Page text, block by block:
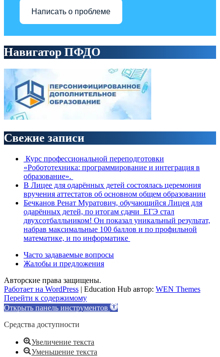
Написать о проблеме
Навигатор ПФДО
Свежие записи
Курс профессиональной переподготовки
«Робототехника: программирование и интеграция в
образование».
В Лицее для одарённых детей состоялась церемония
вручения аттестатов об основном общем образовании
Бечканов Ренат Муратович, обучающийся Лицея для
одарённых детей, по итогам сдачи ЕГЭ стал
двухсотбалльником! Он показал уникальный результат,
набрав максимальные 100 баллов и по профильной
математике, и по информатике
Часто задаваемые вопросы
Жалобы и предложения
Авторские права защищены.
Работает на WordPress | Education Hub автор: WEN Themes
Перейти к содержимому
Открыть панель инструментов
Средства доступности
Увеличение текста
Уменьшение текста